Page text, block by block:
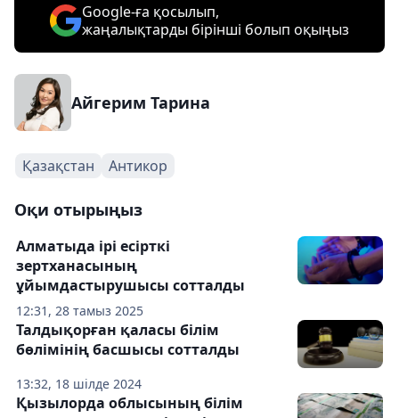
Google-ға қосылып,
жаңалықтарды бірінші болып оқыңыз
Айгерим Тарина
Қазақстан Антикор
Оқи отырыңыз
12:31, 28 тамыз 2025
Алматыда ірі есірткі
зертханасының
ұйымдастырушысы сотталды
13:32, 18 шілде 2024
Талдықорған қаласы білім
бөлімінің басшысы сотталды
Қызылорда облысының білім